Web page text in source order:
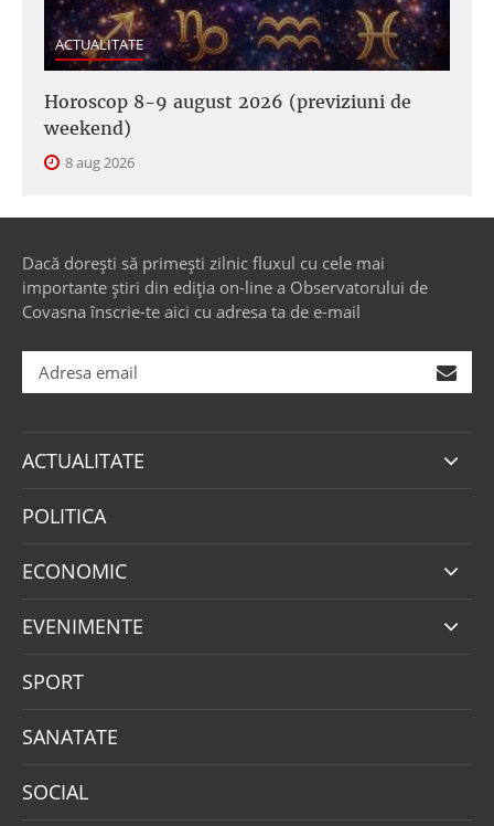
ACTUALITATE
Horoscop 8-9 august 2026 (previziuni de
weekend)
8 aug 2026
Dacă dorești să primești zilnic fluxul cu cele mai
importante știri din ediția on-line a Observatorului de
Covasna înscrie-te aici cu adresa ta de e-mail
ACTUALITATE
POLITICA
ECONOMIC
EVENIMENTE
SPORT
SANATATE
SOCIAL